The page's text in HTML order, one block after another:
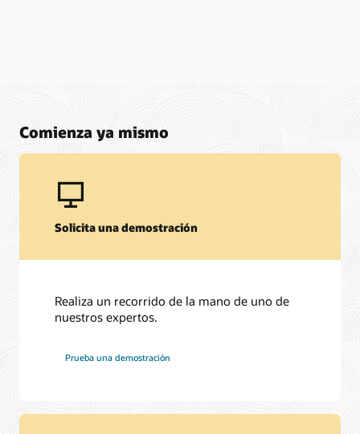
Comienza ya mismo
Solicita una demostración
Realiza un recorrido de la mano de uno de
nuestros expertos.
Prueba una demostración